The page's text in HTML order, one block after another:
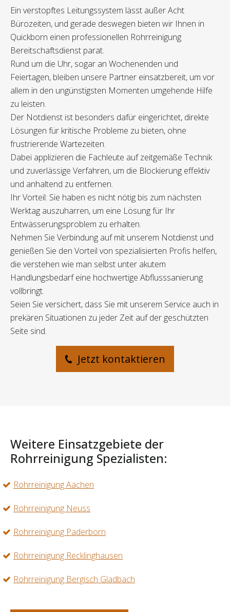
Ein verstopftes Leitungssystem lässt außer Acht
Bürozeiten, und gerade deswegen bieten wir Ihnen in
Quickborn einen professionellen Rohrreinigung
Bereitschaftsdienst parat.
Rund um die Uhr, sogar an Wochenenden und
Feiertagen, bleiben unsere Partner einsatzbereit, um vor
allem in den ungünstigsten Momenten umgehende Hilfe
zu leisten.
Der Notdienst ist besonders dafür eingerichtet, direkte
Lösungen für kritische Probleme zu bieten, ohne
frustrierende Wartezeiten.
Dabei applizieren die Fachleute auf zeitgemäße Technik
und zuverlässige Verfahren, um die Blockierung effektiv
und anhaltend zu entfernen.
Ihr Vorteil: Sie haben es nicht nötig bis zum nächsten
Werktag auszuharren, um eine Lösung für Ihr
Entwässerungsproblem zu erhalten.
Nehmen Sie Verbindung auf mit unserem Notdienst und
genießen Sie den Vorteil von spezialisierten Profis helfen,
die verstehen wie man selbst unter akutem
Handlungsbedarf eine hochwertige Abflusssanierung
vollbringt.
Seien Sie versichert, dass Sie mit unserem Service auch in
prekären Situationen zu jeder Zeit auf der geschützten
Seite sind.
Jetzt kontaktieren
Weitere Einsatzgebiete der
Rohrreinigung Spezialisten:
Rohrreinigung Aachen
Rohrreinigung Neuss
Rohrreinigung Paderborn
Rohrreinigung Recklinghausen
Rohrreinigung Bergisch Gladbach